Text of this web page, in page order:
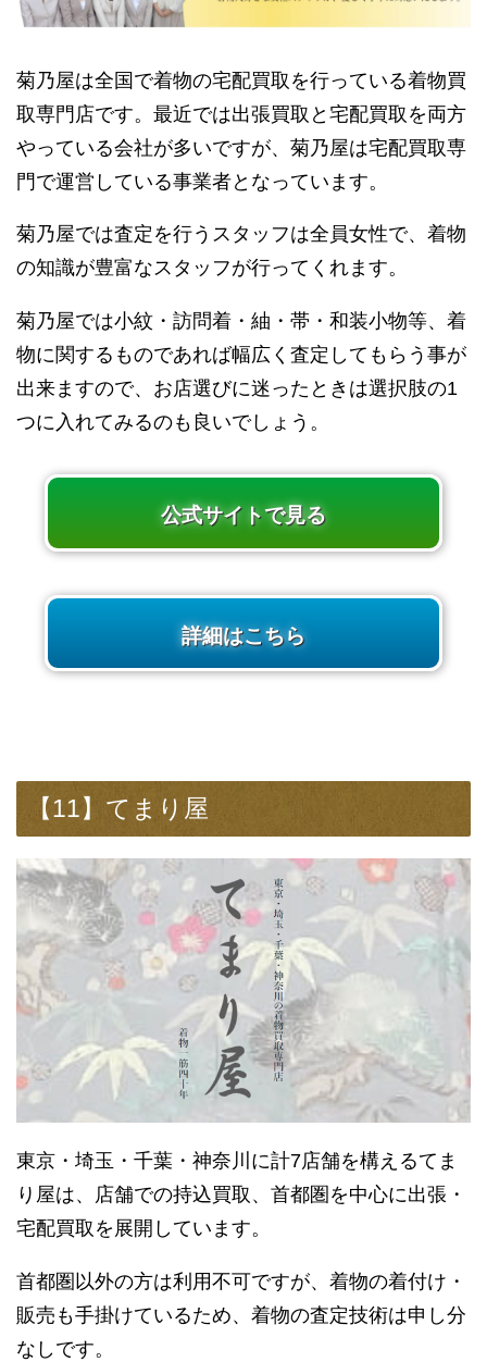
菊乃屋は全国で着物の宅配買取を行っている着物買
取専門店です。最近では出張買取と宅配買取を両方
やっている会社が多いですが、菊乃屋は宅配買取専
門で運営している事業者となっています。
菊乃屋では査定を行うスタッフは全員女性で、着物
の知識が豊富なスタッフが行ってくれます。
菊乃屋では小紋・訪問着・紬・帯・和装小物等、着
物に関するものであれば幅広く査定してもらう事が
出来ますので、お店選びに迷ったときは選択肢の1
つに入れてみるのも良いでしょう。
公式サイトで見る
詳細はこちら
【11】てまり屋
東京・埼玉・千葉・神奈川に計7店舗を構えるてま
り屋は、店舗での持込買取、首都圏を中心に出張・
宅配買取を展開しています。
首都圏以外の方は利用不可ですが、着物の着付け・
販売も手掛けているため、着物の査定技術は申し分
なしです。